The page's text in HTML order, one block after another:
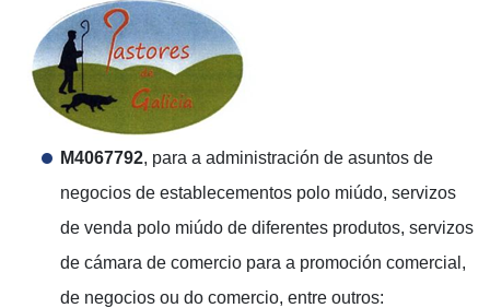
M4067792, para a administración de asuntos de
negocios de establecementos polo miúdo, servizos
de venda polo miúdo de diferentes produtos, servizos
de cámara de comercio para a promoción comercial,
de negocios ou do comercio, entre outros: